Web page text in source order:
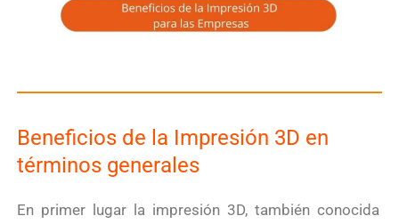
Beneficios de la Impresión 3D en
términos generales
En primer lugar la impresión 3D, también conocida